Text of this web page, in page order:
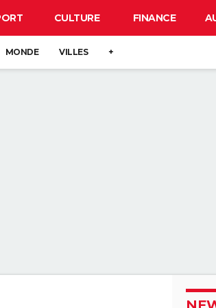
CULTURE FINANCE
MONDE VILLES +